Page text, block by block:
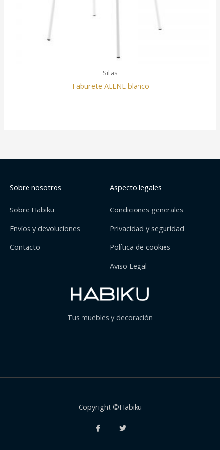
Sillas
Taburete ALENE blanco
Sobre nosotros
Sobre Habiku
Envíos y devoluciones
Contacto
Aspecto legales
Condiciones generales
Privacidad y seguridad
Política de cookies
Aviso Legal
Tus muebles y decoración
Copyright ©Habiku